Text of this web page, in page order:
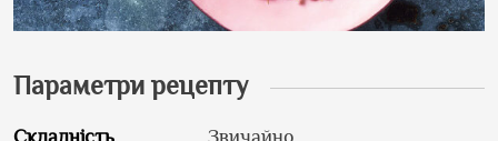
Параметри рецепту
Складність
Звичайно